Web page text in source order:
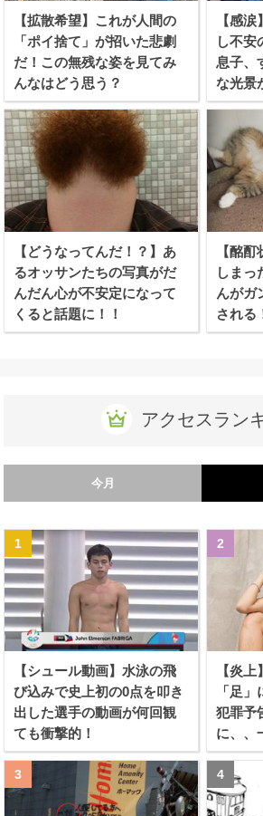
【拡散希望】これが人間の
「ポイ捨て」が招いた悲劇
だ！この無残な姿を見てみ
んなはどう思う？
【感
し不安
息子、
な光景
【どうなってんだ！？】あ
るオッサンたちの写真がだ
んだん心が不安定になって
くると話題に！！
【酩
しまっ
んがガ
される
アクセスラン
今月
【シュール動画】水泳の飛
び込みで史上初の0点を叩き
出した選手の動画が何回観
ても衝撃的！
【炎
「足
犯罪予
に、、